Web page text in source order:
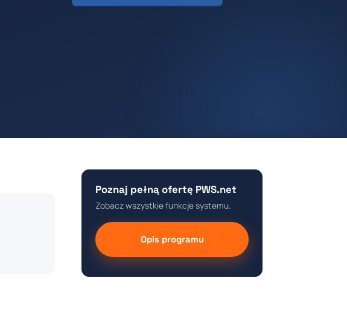
Poznaj pełną ofertę PWS.net
Zobacz wszystkie funkcje systemu.
Opis programu